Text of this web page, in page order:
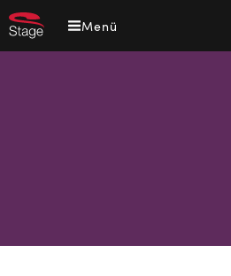
Direkt
zum
Menü